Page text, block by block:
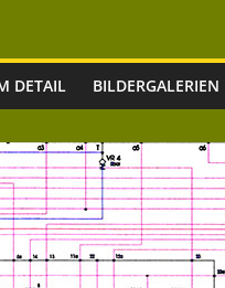
DETAIL BILDERGALERIEN